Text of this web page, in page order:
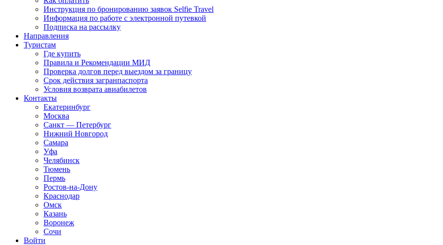
Инструкция по бронированию заявок Selfie Travel
Информация по работе с электронной путевкой
Подписка на рассылку
Направления
Туристам
Где купить
Правила и Рекомендации МИД
Проверка долгов перед выездом за границу
Срок действия загранпаспорта
Условия возврата авиабилетов
Контакты
Екатеринбург
Москва
Санкт — Петербург
Нижний Новгород
Самара
Уфа
Челябинск
Тюмень
Пермь
Ростов-на-Дону
Краснодар
Омск
Казань
Воронеж
Сочи
Войти